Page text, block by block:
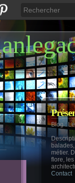
Blog :
métier.
flore,
Contact